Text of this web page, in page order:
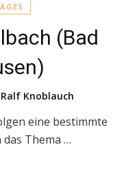
(Bad
Ralf Knoblauch
eine bestimmte
Thema …